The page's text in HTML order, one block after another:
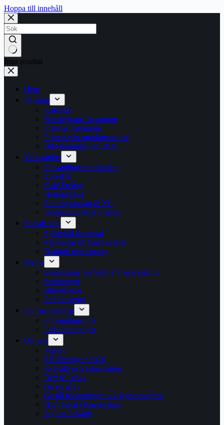
Hoppa till innehåll
Inga resultat
Hem
På gång
Kalender
Korskyrkans Instagram
Prismas Instagram
Prisma vårt ungdomsarbete
Bibelläsningsplan 2026
Verksamhet
Församlingsbibelskolan
11-kaffet
Café Fredag
Hemgrupper
Söndagsskolan & XL
Ungdomsarbetet Prisma
Socialt stöd
Själavård & samtal
Matkassar till barnfamiljer
Diakoni och omsorg
Media
Sändningar via Web-TV och lokal tv
Sändningar
Bibelstudier
Predikoserier
För medlemmar
Församlingsinfo
Lokalbokningen
Om oss
Vår tro
Målsättningar 2026
Kontakt och information
Bed & Tacka
Ge en gåva
Ge till församlingen via kyrkoavgiften
Hyra lokal i Korskyrkan
Jag har deltagit